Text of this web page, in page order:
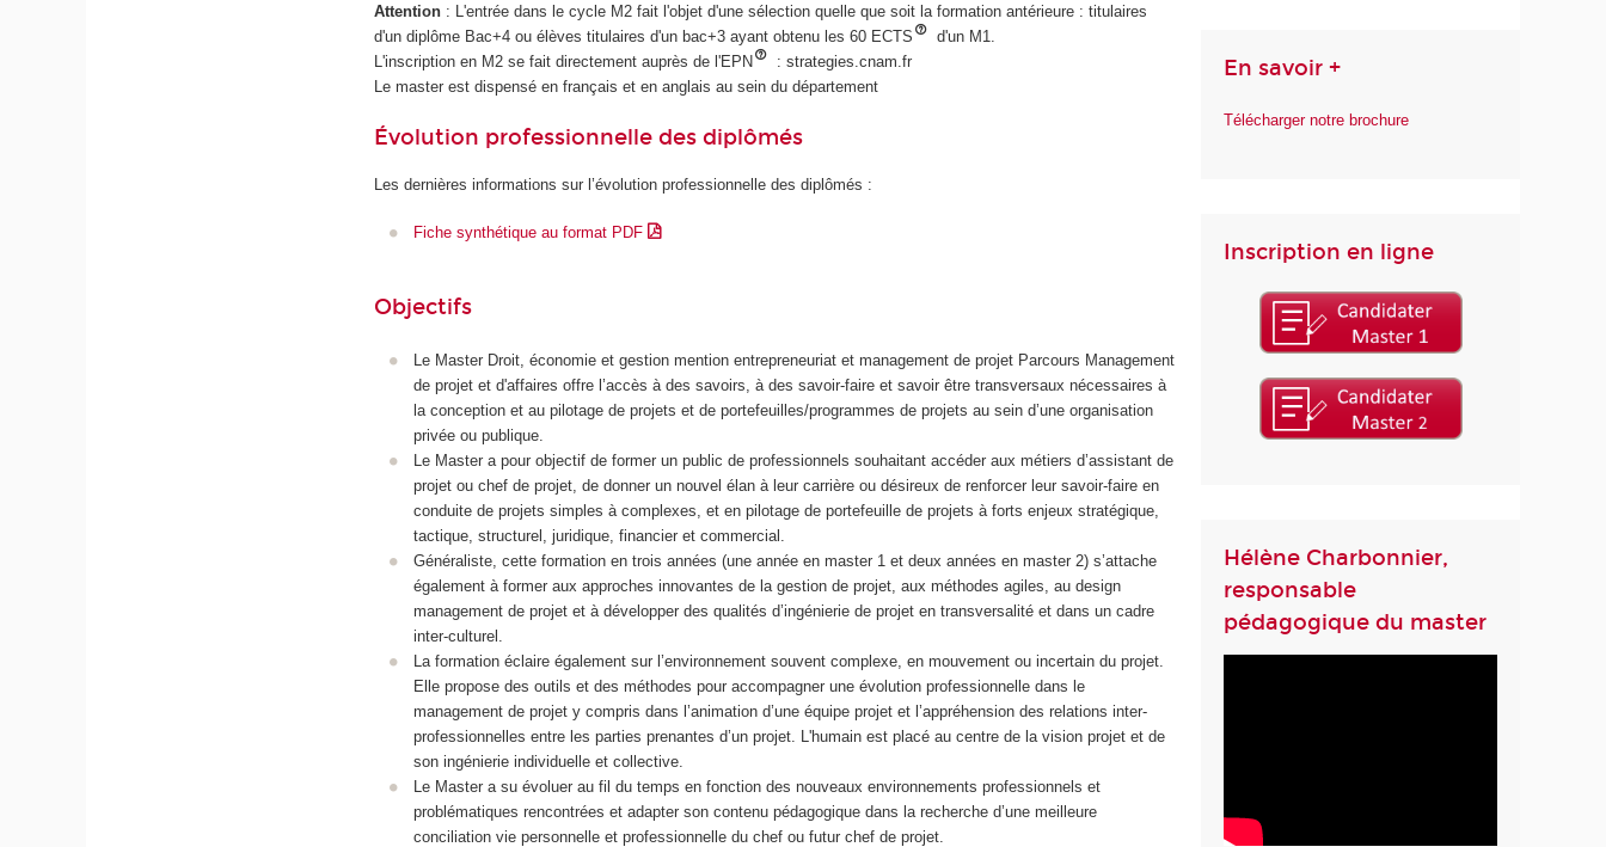
Attention : L'entrée dans le cycle M2 fait l'objet d'une sélection quelle que soit la formation antérieure : titulaires
d'un diplôme Bac+4 ou élèves titulaires d'un bac+3 ayant obtenu les 60 ECTS
d'un M1.
L'inscription en M2 se fait directement auprès de l'EPN
: strategies.cnam.fr
Le master est dispensé en français et en anglais au sein du département
Évolution professionnelle des diplômés
Les dernières informations sur l’évolution professionnelle des diplômés :
Fiche synthétique au format PDF
Objectifs
Le Master Droit, économie et gestion mention entrepreneuriat et management de projet Parcours Management
de projet et d'affaires offre l’accès à des savoirs, à des savoir-faire et savoir être transversaux nécessaires à
la conception et au pilotage de projets et de portefeuilles/programmes de projets au sein d’une organisation
privée ou publique.
Le Master a pour objectif de former un public de professionnels souhaitant accéder aux métiers d’assistant de
projet ou chef de projet, de donner un nouvel élan à leur carrière ou désireux de renforcer leur savoir-faire en
conduite de projets simples à complexes, et en pilotage de portefeuille de projets à forts enjeux stratégique,
tactique, structurel, juridique, financier et commercial.
Généraliste, cette formation en trois années (une année en master 1 et deux années en master 2) s’attache
également à former aux approches innovantes de la gestion de projet, aux méthodes agiles, au design
management de projet et à développer des qualités d’ingénierie de projet en transversalité et dans un cadre
inter-culturel.
La formation éclaire également sur l’environnement souvent complexe, en mouvement ou incertain du projet.
Elle propose des outils et des méthodes pour accompagner une évolution professionnelle dans le
management de projet y compris dans l’animation d’une équipe projet et l’appréhension des relations inter-
professionnelles entre les parties prenantes d’un projet. L'humain est placé au centre de la vision projet et de
son ingénierie individuelle et collective.
Le Master a su évoluer au fil du temps en fonction des nouveaux environnements professionnels et
problématiques rencontrées et adapter son contenu pédagogique dans la recherche d’une meilleure
conciliation vie personnelle et professionnelle du chef ou futur chef de projet.
En savoir +
Télécharger notre brochure
Inscription en ligne
Hélène Charbonnier,
responsable
pédagogique du master